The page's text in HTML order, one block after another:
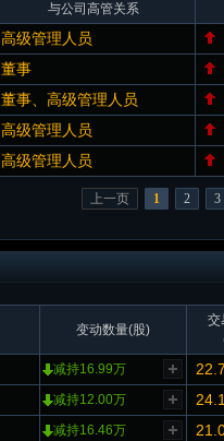
与公司高管关系
高级管理人员
董事
董事、高级管理人员
高级管理人员
高级管理人员
上一页 1 2 3
变动数量(股)
交
减持16.99万
减持12.00万
减持16.46万